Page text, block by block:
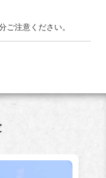
ご注意ください。